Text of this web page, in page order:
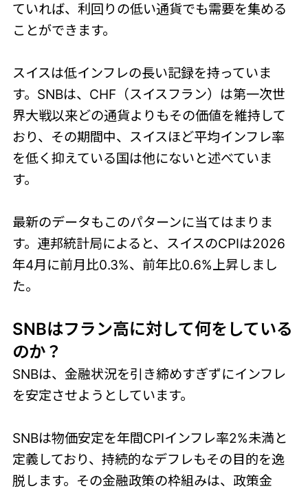
ていれば、利回りの低い通貨でも需要を集める
ことができます。
スイスは低インフレの長い記録を持っていま
す。SNBは、CHF（スイスフラン）は第一次世
界大戦以来どの通貨よりもその価値を維持して
おり、その期間中、スイスほど平均インフレ率
を低く抑えている国は他にないと述べていま
す。
最新のデータもこのパターンに当てはまりま
す。連邦統計局によると、スイスのCPIは2026
年4月に前月比0.3%、前年比0.6%上昇しまし
た。
SNBはフラン高に対して何をしている
のか？
SNBは、金融状況を引き締めすぎずにインフレ
を安定させようとしています。
SNBは物価安定を年間CPIインフレ率2%未満と
定義しており、持続的なデフレもその目的を逸
脱します。その金融政策の枠組みは、政策金